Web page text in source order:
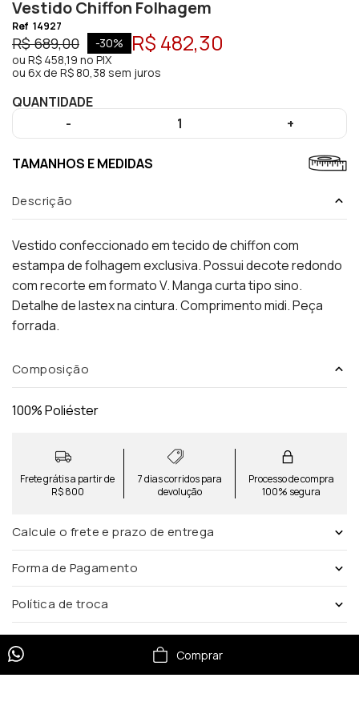
Vestido Chiffon Folhagem
Ref 14927
R$ 689,00 -30% R$ 482,30
ou R$ 458,19 no PIX
ou 6x de R$ 80,38 sem juros
QUANTIDADE
-
1 +
TAMANHOS E MEDIDAS
Descrição
Vestido confeccionado em tecido de chiffon com
estampa de folhagem exclusiva. Possui decote redondo
com recorte em formato V. Manga curta tipo sino.
Detalhe de lastex na cintura. Comprimento midi. Peça
forrada.
Composição
100% Poliéster
Frete grátis a partir de
R$ 800
7 dias corridos para
devolução
Processo de compra
100% segura
Calcule o frete e prazo de entrega
Forma de Pagamento
Política de troca
Comprar